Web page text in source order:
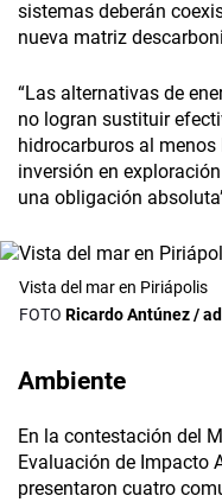
sistemas deberán
nueva matriz
“Las alternativas de
no logran sustituir
hidrocarburos al menos
inversión en
una obligación
Vista del mar en Piriápolis
Ricardo Antúnez /
Ambiente
En la contestación del
Evaluación de Impacto
presentaron cuatro